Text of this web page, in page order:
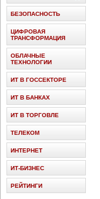
БЕЗОПАСНОСТЬ
ЦИФРОВАЯ
ТРАНСФОРМАЦИЯ
ОБЛАЧНЫЕ
ТЕХНОЛОГИИ
ИТ В ГОССЕКТОРЕ
ИТ В БАНКАХ
ИТ В ТОРГОВЛЕ
ТЕЛЕКОМ
ИНТЕРНЕТ
ИТ-БИЗНЕС
РЕЙТИНГИ